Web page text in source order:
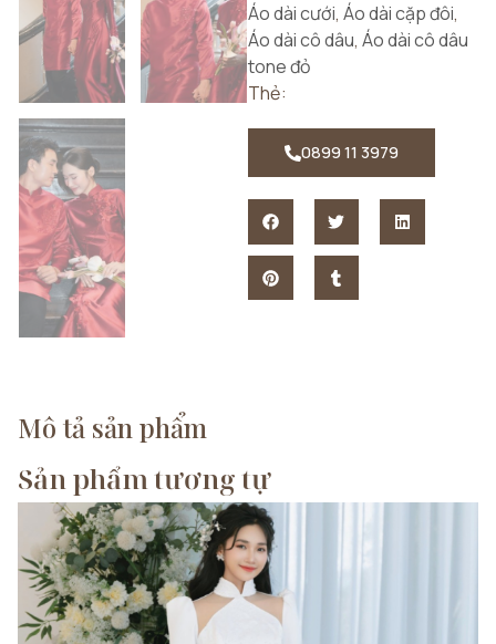
Áo dài cưới, Áo dài cặp đôi,
Áo dài cô dâu, Áo dài cô dâu
tone đỏ
Thẻ:
0899 11 3979
Mô tả sản phẩm
Sản phẩm tương tự